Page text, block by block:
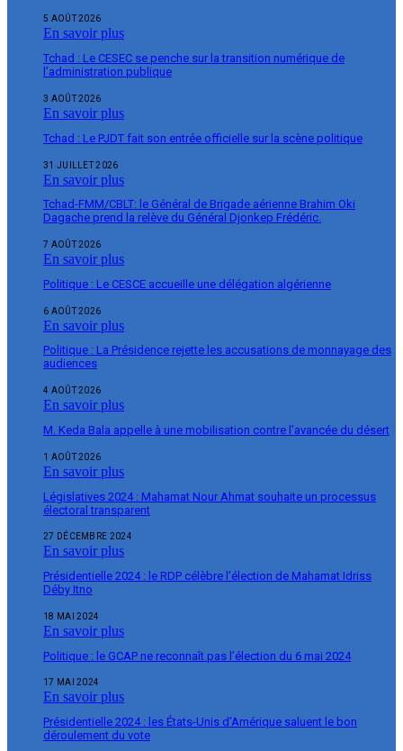
5 AOÛT 2026
En savoir plus
Tchad : Le CESEC se penche sur la transition numérique de
l’administration publique
3 AOÛT 2026
En savoir plus
Tchad : Le PJDT fait son entrée officielle sur la scène politique
31 JUILLET 2026
En savoir plus
Tchad-FMM/CBLT: le Général de Brigade aérienne Brahim Oki
Dagache prend la relève du Général Djonkep Frédéric.
7 AOÛT 2026
En savoir plus
Politique : Le CESCE accueille une délégation algérienne
6 AOÛT 2026
En savoir plus
Politique : La Présidence rejette les accusations de monnayage des
audiences
4 AOÛT 2026
En savoir plus
M. Keda Bala appelle à une mobilisation contre l’avancée du désert
1 AOÛT 2026
En savoir plus
Législatives 2024 : Mahamat Nour Ahmat souhaite un processus
électoral transparent
27 DÉCEMBRE 2024
En savoir plus
Présidentielle 2024 : le RDP célèbre l’élection de Mahamat Idriss
Déby Itno
18 MAI 2024
En savoir plus
Politique : le GCAP ne reconnaît pas l’élection du 6 mai 2024
17 MAI 2024
En savoir plus
Présidentielle 2024 : les États-Unis d’Amérique saluent le bon
déroulement du vote